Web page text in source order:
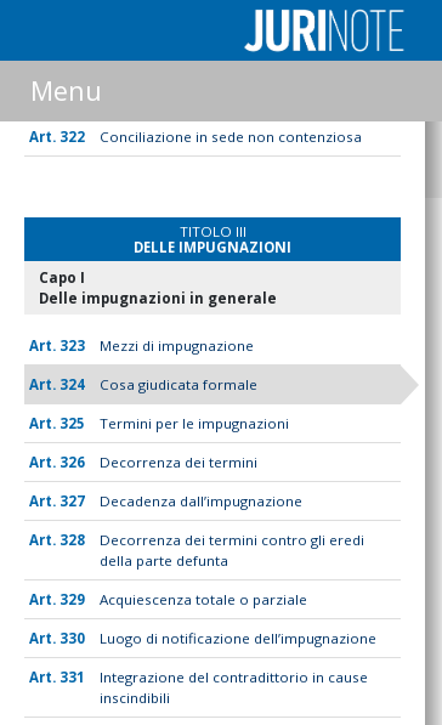
Menu
320 Trattazione della causa
321
322 Conciliazione in sede non contenziosa
TITOLO III
DELLE IMPUGNAZIONI
Capo I
Delle impugnazioni in generale
323 Mezzi di impugnazione
324 Cosa giudicata formale
325 Termini per le impugnazioni
326 Decorrenza dei termini
327 Decadenza dall’impugnazione
328
Decorrenza dei termini contro gli eredi
della parte defunta
329 Acquiescenza totale o parziale
330 Luogo di notificazione dell’impugnazione
331
Integrazione del contradittorio in cause
inscindibili